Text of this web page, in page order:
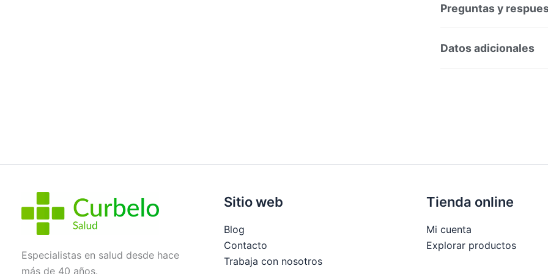
Preguntas y
Preguntas y respuestas
Datos adicionales
Especialistas en salud desde hace
más de 40 años.
Sitio web
Blog
Contacto
Trabaja con nosotros
Tienda online
Mi cuenta
Explorar productos